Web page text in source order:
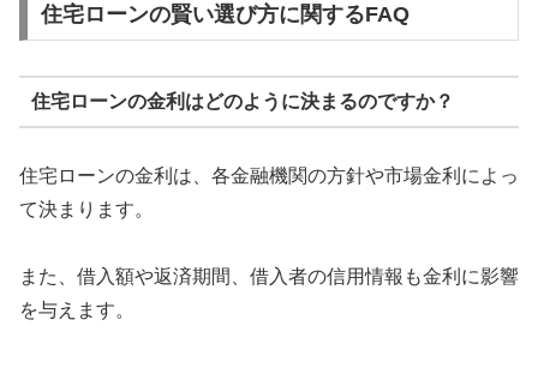
住宅ローンの賢い選び方に関するFAQ
住宅ローンの金利はどのように決まるのですか？
住宅ローンの金利は、各金融機関の方針や市場金利によっ
て決まります。
また、借入額や返済期間、借入者の信用情報も金利に影響
を与えます。